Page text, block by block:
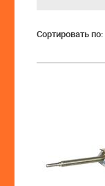
Сортировать по: